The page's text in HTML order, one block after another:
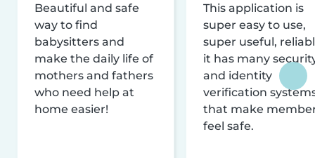
Beautiful and safe
way to find
babysitters and
make the daily life of
mothers and fathers
who need help at
home easier!
This application is
super easy to use,
super useful,
it has many
and identity
verification
that make
feel safe.